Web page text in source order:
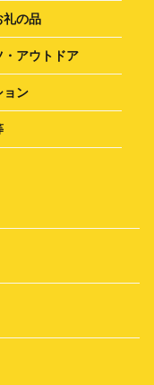
礼の品
・アウトドア
ョン